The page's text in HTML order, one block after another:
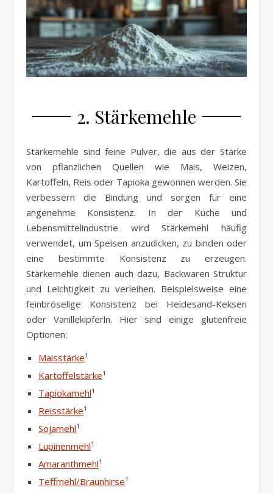
2. Stärkemehle
Stärkemehle sind feine Pulver, die aus der Stärke
von pflanzlichen Quellen wie Mais, Weizen,
Kartoffeln, Reis oder Tapioka gewonnen werden. Sie
verbessern die Bindung und sorgen für eine
angenehme Konsistenz. In der Küche und
Lebensmittelindustrie wird Stärkemehl häufig
verwendet, um Speisen anzudicken, zu binden oder
eine bestimmte Konsistenz zu erzeugen.
Stärkemehle dienen auch dazu, Backwaren Struktur
und Leichtigkeit zu verleihen. Beispielsweise eine
feinbröselige Konsistenz bei Heidesand-Keksen
oder Vanillekipferln. Hier sind einige glutenfreie
Optionen:
Maisstärke¹
Kartoffelstärke¹
Tapiokamehl¹
Reisstärke¹
Sojamehl¹
Lupinenmehl¹
Amaranthmehl¹
Teffmehl/Braunhirse¹